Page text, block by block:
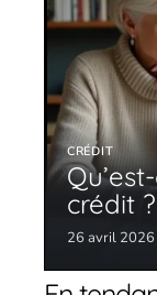
CRÉDIT
crédit ?
26 avril 2026